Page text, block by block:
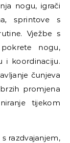
nogu, igrači
sprintove s
Vježbe s
nogu,
i koordinaciju.
čunjeva
promjena
tijekom
razdvajanjem,